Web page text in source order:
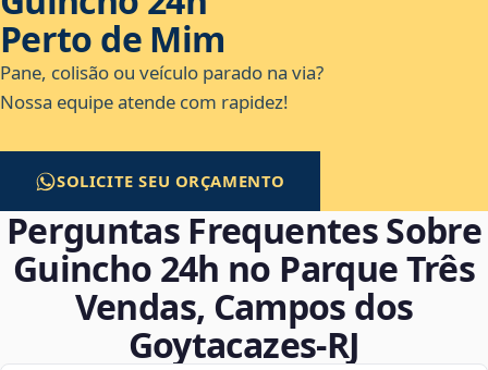
Perto de Mim
Pane, colisão ou veículo parado na via?
Nossa equipe atende com rapidez!
SOLICITE SEU ORÇAMENTO
Perguntas Frequentes Sobre
Guincho 24h no Parque Três
Vendas, Campos dos
Goytacazes‑RJ